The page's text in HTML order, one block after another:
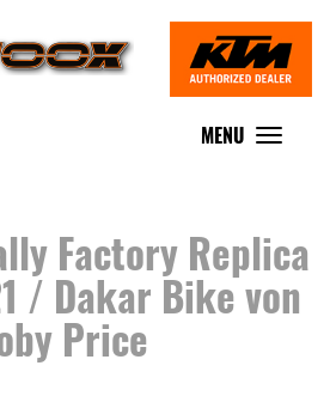
MENU
Toggle
Factory Replica
/ Dakar Bike von
Price